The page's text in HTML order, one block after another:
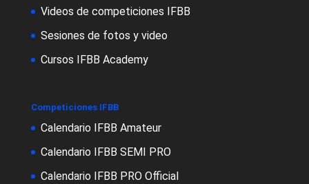
Videos de competiciones IFBB
Sesiones de fotos y video
Cursos IFBB Academy
Competiciones IFBB
Calendario IFBB Amateur
Calendario IFBB SEMI PRO
Calendario IFBB PRO Official